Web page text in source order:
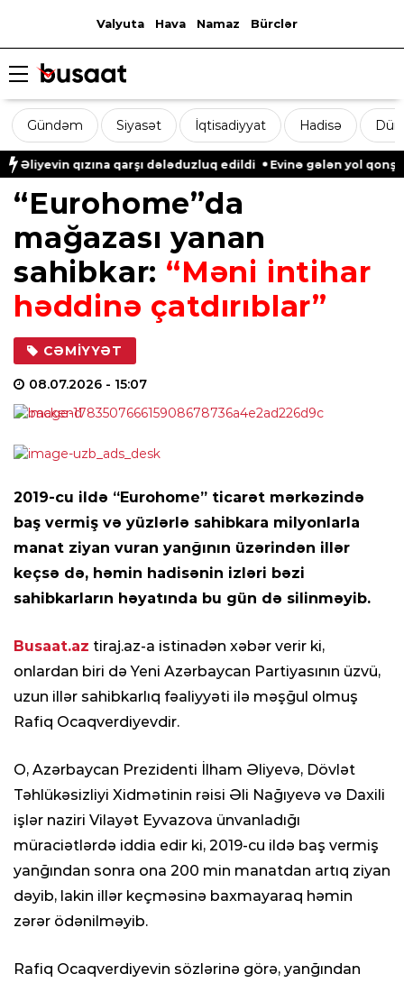
Valyuta Hava Namaz Bürclər
Gündəm Siyasət İqtisadiyyat Hadisə
qızına qarşı dələduzluq edildi Evinə gələn yol qonşusu
“Eurohome”da
mağazası yanan
sahibkar: “Məni intihar
həddinə çatdırıblar”
CƏMIYYƏT
08.07.2026 - 15:07
2019-cu ildə “Eurohome” ticarət mərkəzində
baş vermiş və yüzlərlə sahibkara milyonlarla
manat ziyan vuran yanğının üzərindən illər
keçsə də, həmin hadisənin izləri bəzi
sahibkarların həyatında bu gün də silinməyib.
Busaat.az tiraj.az-a istinadən xəbər verir ki,
onlardan biri də Yeni Azərbaycan Partiyasının üzvü,
uzun illər sahibkarlıq fəaliyyəti ilə məşğul olmuş
Rafiq Ocaqverdiyevdir.
O, Azərbaycan Prezidenti İlham Əliyevə, Dövlət
Təhlükəsizliyi Xidmətinin rəisi Əli Nağıyevə və Daxili
işlər naziri Vilayət Eyvazova ünvanladığı
müraciətlərdə iddia edir ki, 2019-cu ildə baş vermiş
yanğından sonra ona 200 min manatdan artıq ziyan
dəyib, lakin illər keçməsinə baxmayaraq həmin
zərər ödənilməyib.
Rafiq Ocaqverdiyevin sözlərinə görə, yanğından